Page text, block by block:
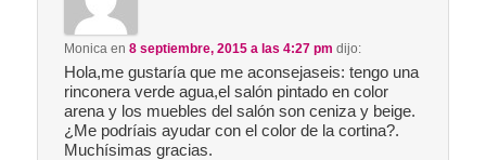
Monica en8 septiembre, 2015 a las 4:27 pm dijo:
Hola,me gustaría que me aconsejaseis: tengo una
rinconera verde agua,el salón pintado en color
arena y los muebles del salón son ceniza y beige.
¿Me podríais ayudar con el color de la cortina?.
Muchísimas gracias.